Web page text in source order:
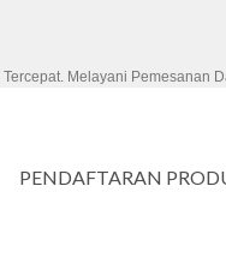
Melayani Pemesanan
PENDAFTARAN